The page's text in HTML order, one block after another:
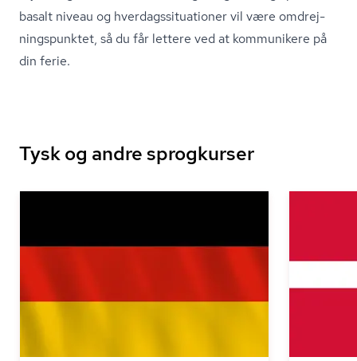
basalt niveau og hver­dags­si­tu­a­tio­ner vil være om­drej­
nings­punk­tet, så du får lettere ved at kommunikere på
din ferie.
Tysk og andre sprogkurser